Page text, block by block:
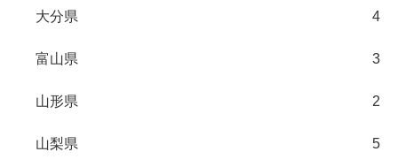
大分県 4
富山県 3
山形県 2
山梨県 5